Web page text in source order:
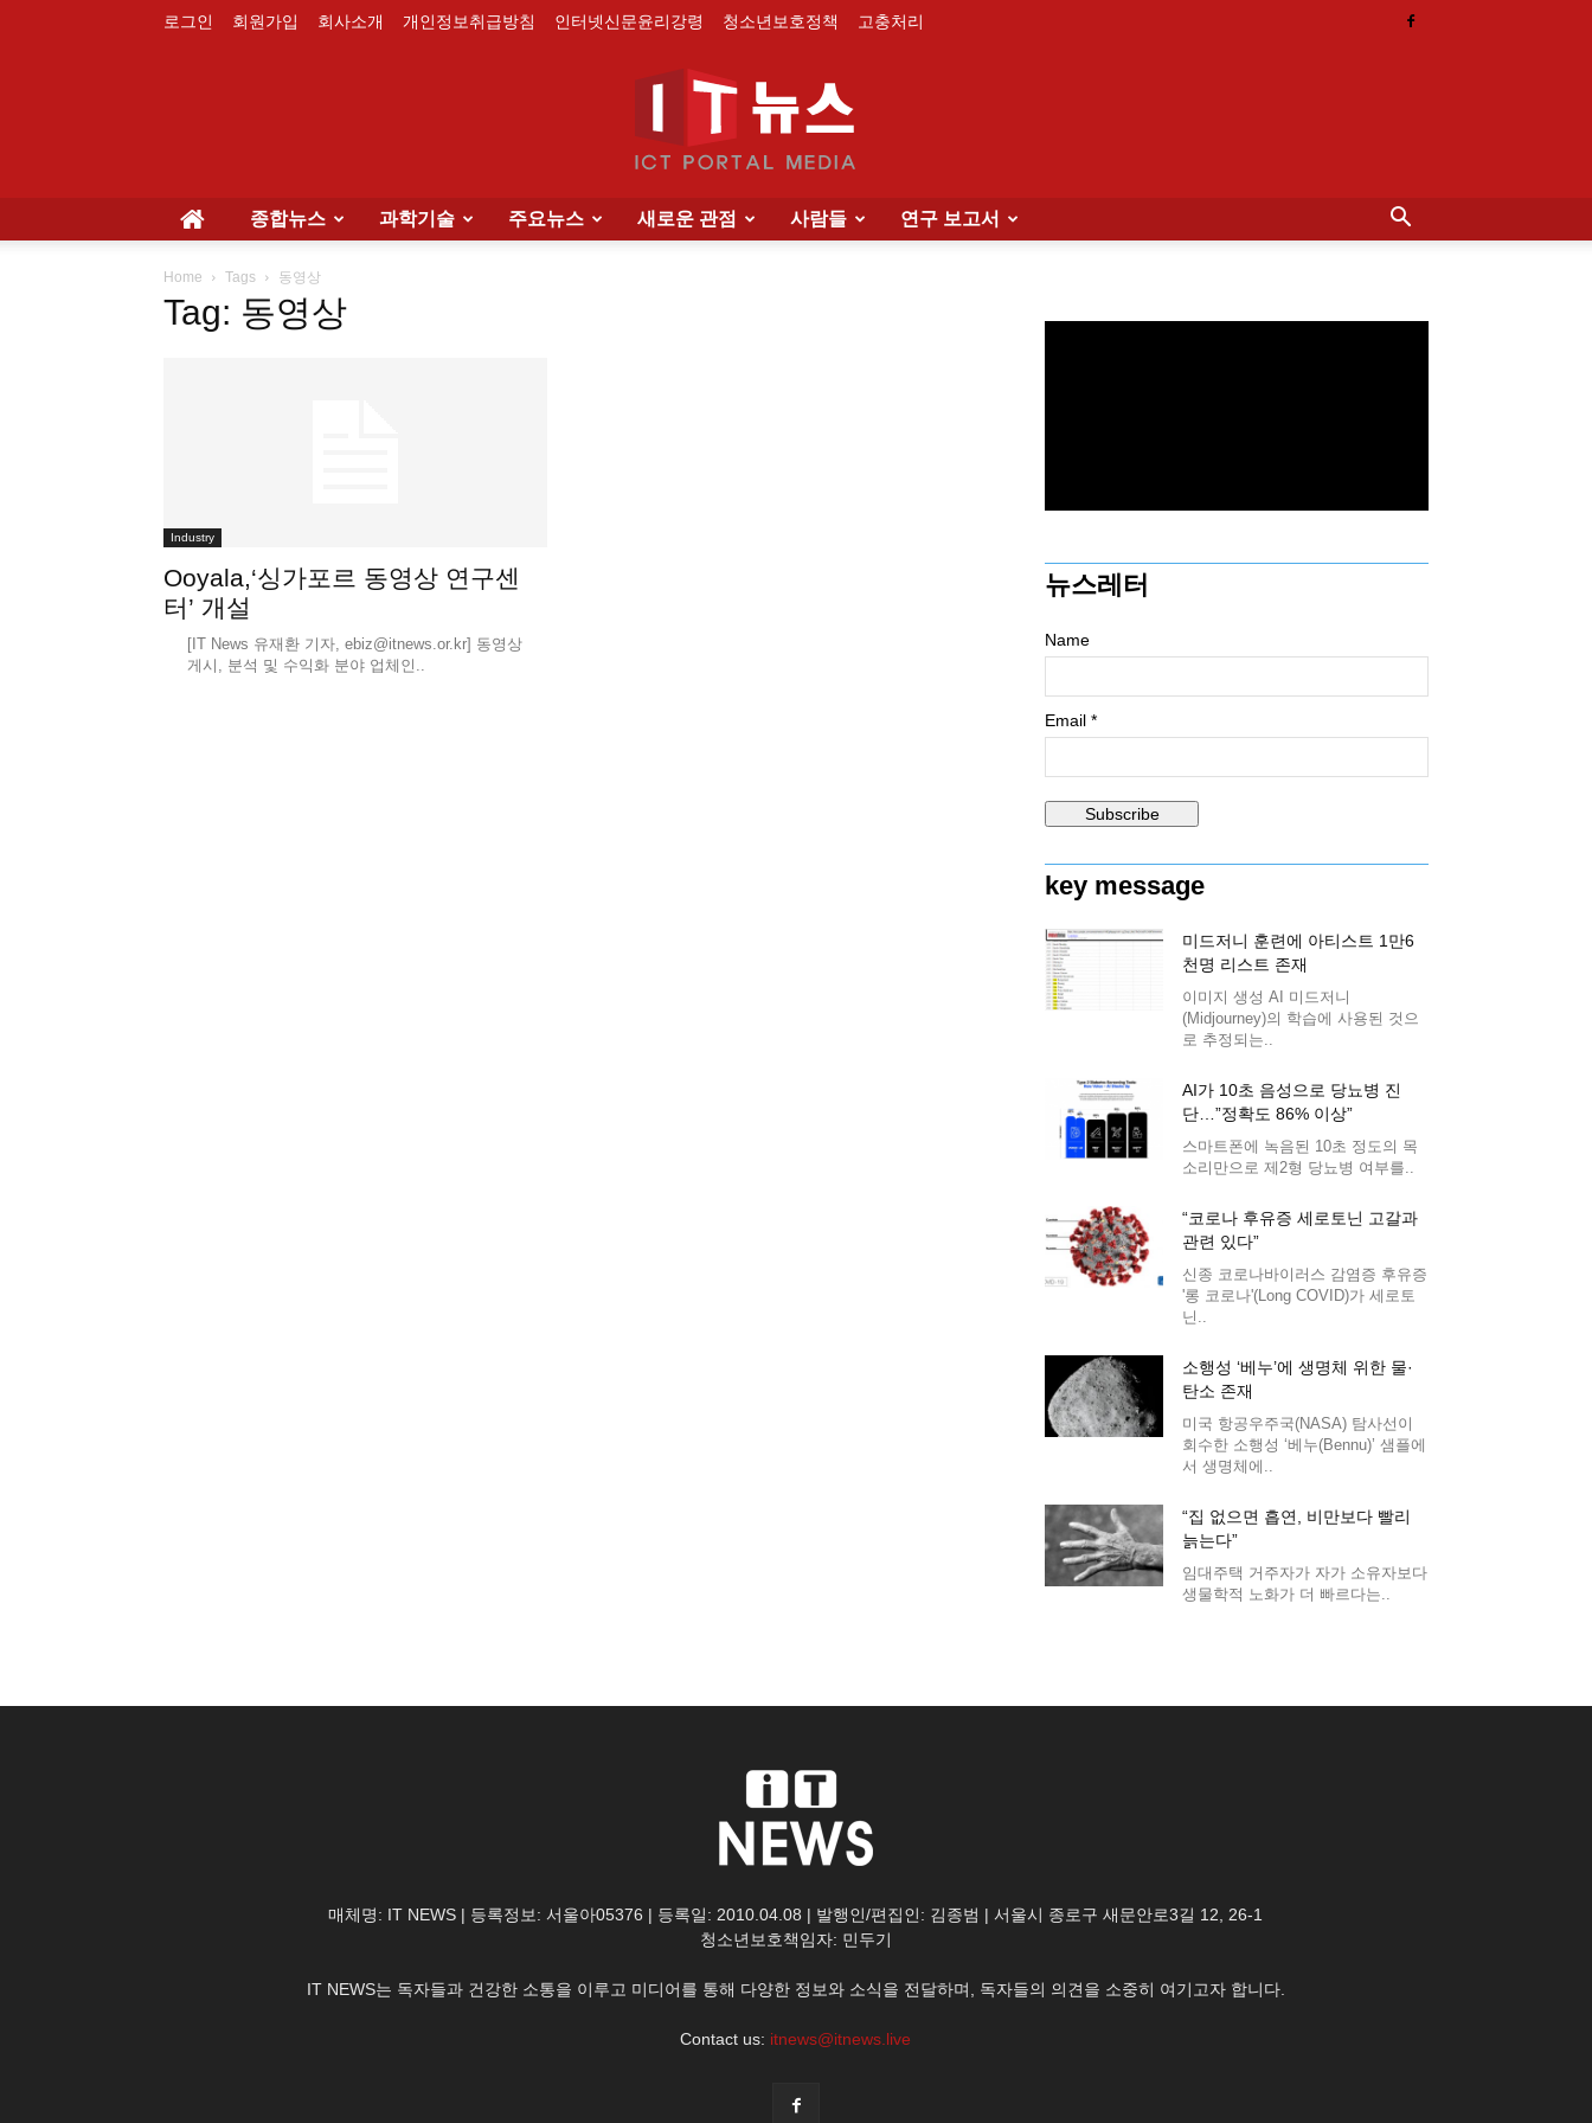
로그인 회원가입 회사소개 개인정보취급방침 인터넷신문윤리강령 청소년보호정책 고충처리
종합뉴스 과학기술 주요뉴스 새로운 관점 사람들 연구 보고서
Home Tags 동영상
Tag: 동영상
Industry
Ooyala,‘싱가포르 동영상 연구센
터’ 개설
[IT News 유재환 기자, ebiz@itnews.or.kr] 동영상
게시, 분석 및 수익화 분야 업체인..
뉴스레터
Name
Email *
key message
미드저니 훈련에 아티스트 1만6
천명 리스트 존재
이미지 생성 AI 미드저니
(Midjourney)의 학습에 사용된 것으
로 추정되는..
AI가 10초 음성으로 당뇨병 진
단…”정확도 86% 이상”
스마트폰에 녹음된 10초 정도의 목
소리만으로 제2형 당뇨병 여부를..
“코로나 후유증 세로토닌 고갈과
관련 있다”
신종 코로나바이러스 감염증 후유증
'롱 코로나'(Long COVID)가 세로토
닌..
소행성 ‘베누’에 생명체 위한 물·
탄소 존재
미국 항공우주국(NASA) 탐사선이
회수한 소행성 ‘베누(Bennu)’ 샘플에
서 생명체에..
“집 없으면 흡연, 비만보다 빨리
늙는다”
임대주택 거주자가 자가 소유자보다
생물학적 노화가 더 빠르다는..
매체명: IT NEWS | 등록정보: 서울아05376 | 등록일: 2010.04.08 | 발행인/편집인: 김종범 | 서울시 종로구 새문안로3길 12, 26-1
청소년보호책임자: 민두기
IT NEWS는 독자들과 건강한 소통을 이루고 미디어를 통해 다양한 정보와 소식을 전달하며, 독자들의 의견을 소중히 여기고자 합니다.
Contact us: itnews@itnews.live